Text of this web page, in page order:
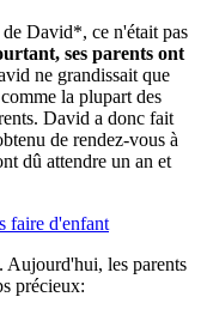
David*, ce n'était pas
ses parents ont
ne grandissait que
la plupart des
David a donc fait
de rendez-vous à
dû attendre un an et
faire d'enfant
Aujourd'hui, les parents
précieux: